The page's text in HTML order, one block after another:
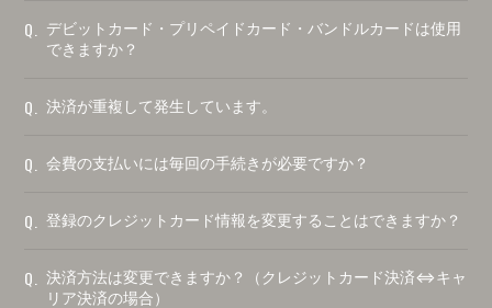
Q.
デビットカード・プリペイドカード・バンドルカードは使用
できますか？
Q. 決済が重複して発生しています。
Q. 会費の支払いには毎回の手続きが必要ですか？
Q. 登録のクレジットカード情報を変更することはできますか？
Q.
決済方法は変更できますか？（クレジットカード決済⇔キャ
リア決済の場合）